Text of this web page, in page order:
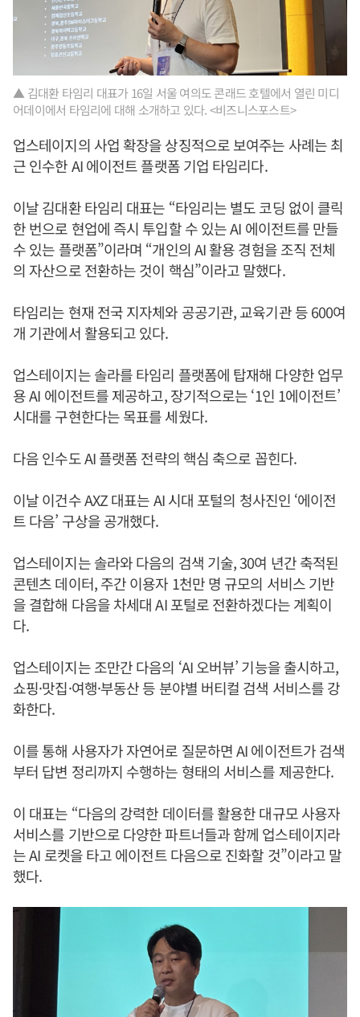
▲ 김대환 타임리 대표가 16일 서울 여의도 콘래드 호텔에서 열린 미디
어데이에서 타임리에 대해 소개하고 있다. <비즈니스포스트>
업스테이지의 사업 확장을 상징적으로 보여주는 사례는 최
근 인수한 AI 에이전트 플랫폼 기업 타임리다.
이날 김대환 타임리 대표는 “타임리는 별도 코딩 없이 클릭
한 번으로 현업에 즉시 투입할 수 있는 AI 에이전트를 만들
수 있는 플랫폼”이라며 “개인의 AI 활용 경험을 조직 전체
의 자산으로 전환하는 것이 핵심”이라고 말했다.
타임리는 현재 전국 지자체와 공공기관, 교육기관 등 600여
개 기관에서 활용되고 있다.
업스테이지는 솔라를 타임리 플랫폼에 탑재해 다양한 업무
용 AI 에이전트를 제공하고, 장기적으로는 ‘1인 1에이전트’
시대를 구현한다는 목표를 세웠다.
다음 인수도 AI 플랫폼 전략의 핵심 축으로 꼽힌다.
이날 이건수 AXZ 대표는 AI 시대 포털의 청사진인 ‘에이전
트 다음’ 구상을 공개했다.
업스테이지는 솔라와 다음의 검색 기술, 30여 년간 축적된
콘텐츠 데이터, 주간 이용자 1천만 명 규모의 서비스 기반
을 결합해 다음을 차세대 AI 포털로 전환하겠다는 계획이
다.
업스테이지는 조만간 다음의 ‘AI 오버뷰’ 기능을 출시하고,
쇼핑·맛집·여행·부동산 등 분야별 버티컬 검색 서비스를 강
화한다.
이를 통해 사용자가 자연어로 질문하면 AI 에이전트가 검색
부터 답변 정리까지 수행하는 형태의 서비스를 제공한다.
이 대표는 “다음의 강력한 데이터를 활용한 대규모 사용자
서비스를 기반으로 다양한 파트너들과 함께 업스테이지라
는 AI 로켓을 타고 에이전트 다음으로 진화할 것”이라고 말
했다.